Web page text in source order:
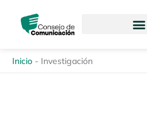
contenido
Inicio - Investigación